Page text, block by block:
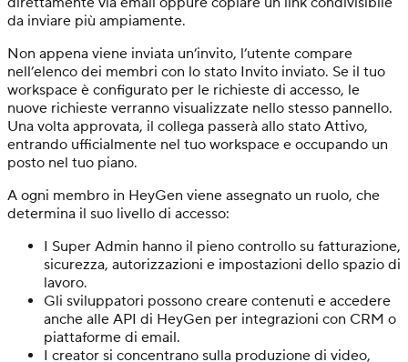
da inviare più ampiamente.
Non appena viene inviata un’invito, l’utente compare
nell’elenco dei membri con lo stato Invito inviato. Se il tuo
workspace è configurato per le richieste di accesso, le
nuove richieste verranno visualizzate nello stesso pannello.
Una volta approvata, il collega passerà allo stato Attivo,
entrando ufficialmente nel tuo workspace e occupando un
posto nel tuo piano.
A ogni membro in HeyGen viene assegnato un ruolo, che
determina il suo livello di accesso:
I Super Admin hanno il pieno controllo su fatturazione,
sicurezza, autorizzazioni e impostazioni dello spazio di
lavoro.
Gli sviluppatori possono creare contenuti e accedere
anche alle API di HeyGen per integrazioni con CRM o
piattaforme di email.
I creator si concentrano sulla produzione di video,